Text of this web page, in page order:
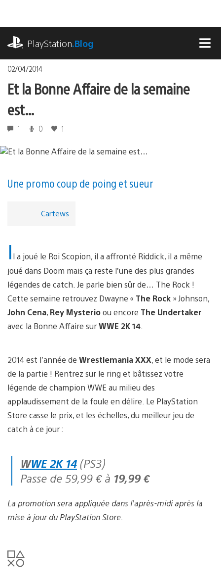
contenu
PlayStation.Blog
02/04/2014
Et la Bonne Affaire de la semaine
est…
1 0 1
Une promo coup de poing et sueur
Cartews
Il a joué le Roi Scopion, il a affronté Riddick, il a même
joué dans Doom mais ça reste l’une des plus grandes
légendes de catch. Je parle bien sûr de… The Rock !
Cette semaine retrouvez Dwayne « The Rock » Johnson,
John Cena, Rey Mysterioou encore The Undertaker
avec la Bonne Affaire surWWE 2K 14
2014 est l’année de Wrestlemania XXX, et le mode sera
de la partie ! Rentrez sur le ring et bâtissez votre
légende de champion WWE au milieu des
applaudissement de la foule en délire. Le PlayStation
Store casse le prix, et les échelles, du meilleur jeu de
catch à ce jour :
WWE 2K 14 (PS3)
Passe de 59,99 € à 19,99 €
La promotion sera appliquée dans l’après-midi après la
mise à jour du PlayStation Store.